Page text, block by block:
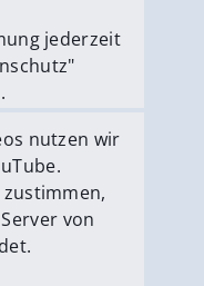
jederzeit
nutzen wir
von